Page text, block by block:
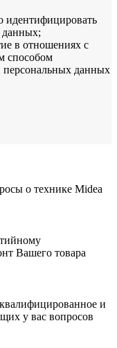
идентифицировать
данных;
в отношениях с
способом
данных
о технике Midea
Вашего товара
и
у вас вопросов